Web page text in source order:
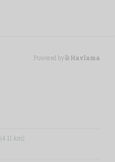
Powered by Havlama
(4.11 km)